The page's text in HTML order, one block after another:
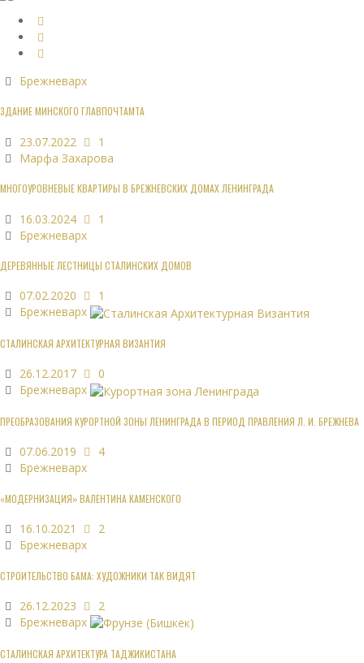
Брежневарх
ЗДАНИЕ МИНСКОГО ГЛАВПОЧТАМТА
23.07.2022
1
Марфа Захарова
МНОГОУРОВНЕВЫЕ КВАРТИРЫ В БРЕЖНЕВСКИХ ДОМАХ ЛЕНИНГРАДА
16.03.2024
1
Брежневарх
ДЕРЕВЯННЫЕ ЛЕСТНИЦЫ СТАЛИНСКИХ ДОМОВ
07.02.2020
1
Брежневарх
СТАЛИНСКАЯ АРХИТЕКТУРНАЯ ВИЗАНТИЯ
26.12.2017
0
Брежневарх
ПРЕОБРАЗОВАНИЯ КУРОРТНОЙ ЗОНЫ ЛЕНИНГРАДА В ПЕРИОД ПРАВЛЕНИЯ Л. И. БРЕЖНЕВА
07.06.2019
4
Брежневарх
«МОДЕРНИЗАЦИЯ» ВАЛЕНТИНА КАМЕНСКОГО
16.10.2021
2
Брежневарх
СТРОИТЕЛЬСТВО БАМА: ХУДОЖНИКИ ТАК ВИДЯТ
26.12.2023
2
Брежневарх
СТАЛИНСКАЯ АРХИТЕКТУРА ТАДЖИКИСТАНА